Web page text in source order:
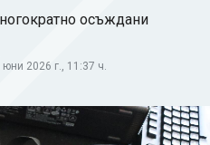
осъждани
2026 г., 11:37 ч.